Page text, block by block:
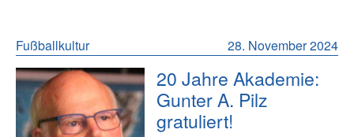
28. November 2024
Fußballkultur
20 Jahre Akademie:
Gunter A. Pilz
gratuliert!